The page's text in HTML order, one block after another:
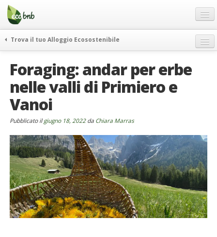
Menu
Salta
contenuto
Offerte Speciali
Regali
FAQ
Chi Siamo
Partner
Contatti
Italiano
German
English
Spanish
Trova il tuo Alloggio Ecosostenibile
itinerari
curiosità
vivere e viaggiare verde
rassegna stampa
Foraging: andar per erbe
nelle valli di Primiero e
Vanoi
Pubblicato ilgiugno 18, 2022da Chiara Marras